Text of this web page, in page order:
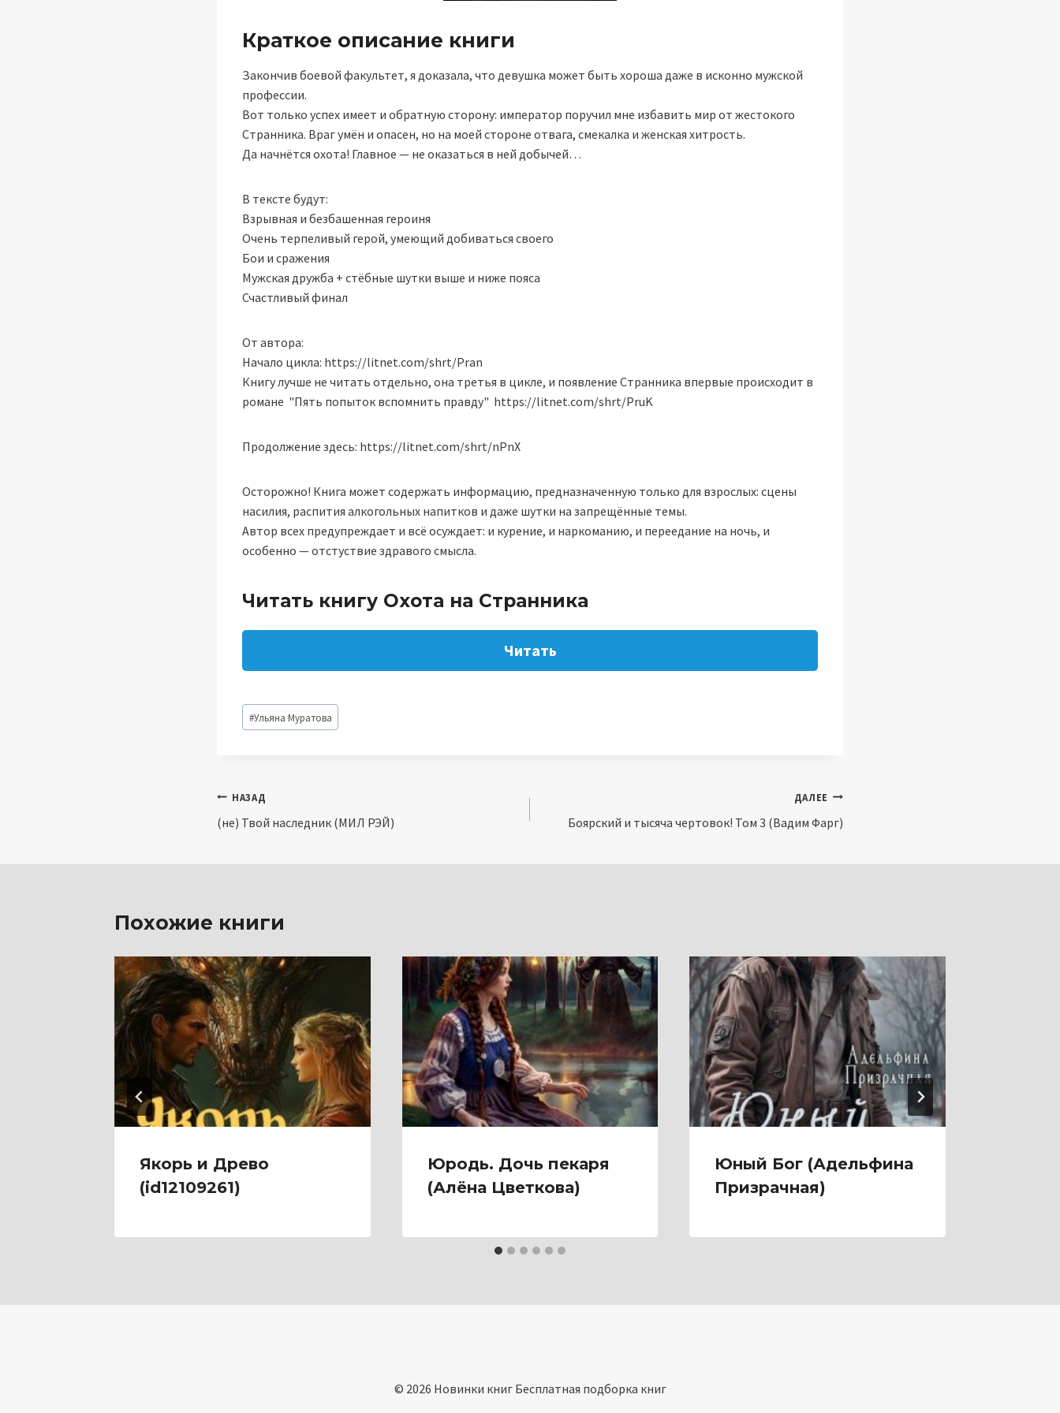
Краткое описание книги
Закончив боевой факультет, я доказала, что девушка может быть хороша даже в исконно мужской
профессии.
Вот только успех имеет и обратную сторону: император поручил мне избавить мир от жестокого
Странника. Враг умён и опасен, но на моей стороне отвага, смекалка и женская хитрость.
Да начнётся охота! Главное — не оказаться в ней добычей…
В тексте будут:
Взрывная и безбашенная героиня
Очень терпеливый герой, умеющий добиваться своего
Бои и сражения
Мужская дружба + стёбные шутки выше и ниже пояса
Счастливый финал
От автора:
Начало цикла: https://litnet.com/shrt/Pran
Книгу лучше не читать отдельно, она третья в цикле, и появление Странника впервые происходит в
романе "Пять попыток вспомнить правду" https://litnet.com/shrt/PruK
Продолжение здесь: https://litnet.com/shrt/nPnX
Осторожно! Книга может содержать информацию, предназначенную только для взрослых: сцены
насилия, распития алкогольных напитков и даже шутки на запрещённые темы.
Автор всех предупреждает и всё осуждает: и курение, и наркоманию, и переедание на ночь, и
особенно — отстуствие здравого смысла.
Читать книгу Охота на Странника
Читать
Метки
записи:
#Ульяна Муратова
Навигация
по
НАЗАД
(не) Твой наследник (МИЛ РЭЙ)
ДАЛЕЕ
Боярский и тысяча чертовок! Том 3 (Вадим Фарг)
Похожие книги
Якорь и Древо
(id12109261)
Юродь. Дочь пекаря
(Алёна Цветкова)
Юный Бог (Адельфина
Призрачная)
© 2026 Новинки книг Бесплатная подборка книг